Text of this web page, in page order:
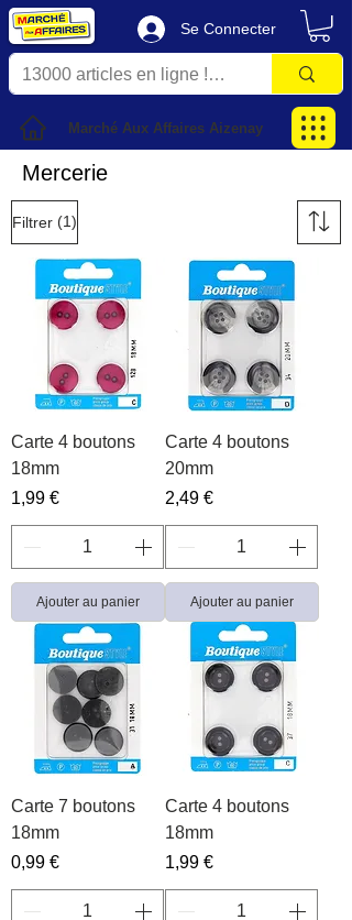
Se Connecter
Marché Aux Affaires Aizenay
Mercerie
Filtrer (1)
Carte 4 boutons
18mm
Prix
1,99 €
Ajouter au panier
Carte 4 boutons
20mm
Prix
2,49 €
Ajouter au panier
Carte 7 boutons
18mm
Prix
0,99 €
Carte 4 boutons
18mm
Prix
1,99 €